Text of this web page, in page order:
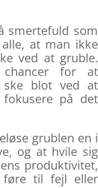
smertefuld som
at man ikke
ved at gruble.
for at
ske blot ved at
på det
grublen en i
og at hvile sig
produktivitet,
føre til fejl eller